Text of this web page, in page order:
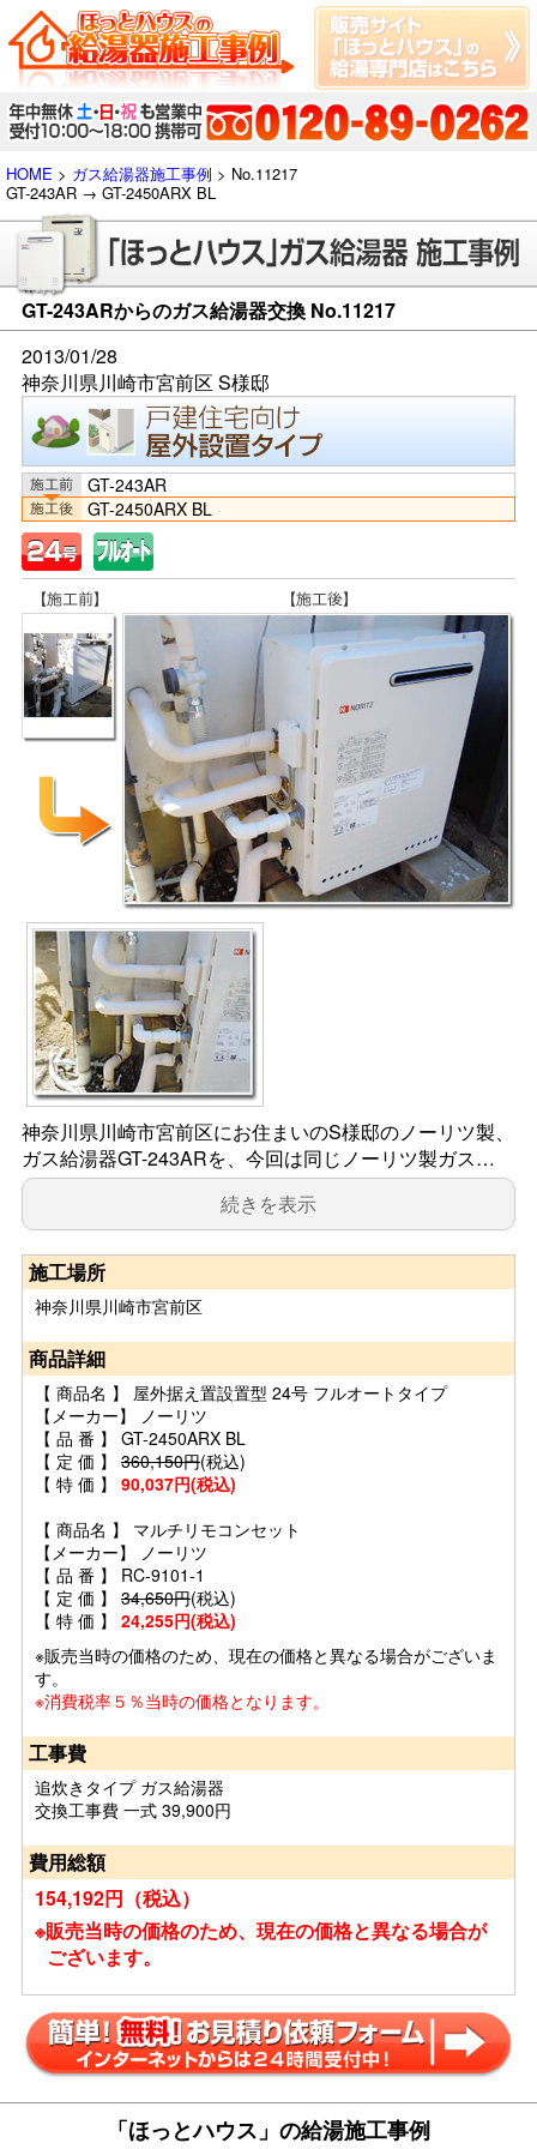
HOME > ガス給湯器施工事例 > No.11217
GT-243AR → GT-2450ARX BL
GT-243ARからのガス給湯器交換 No.11217
2013/01/28
神奈川県川崎市宮前区 S様邸
GT-243AR
GT-2450ARX BL
神奈川県川崎市宮前区にお住まいのS様邸のノーリツ製、
ガス給湯器GT-243ARを、今回は同じノーリツ製ガス…
続きを表示
施工場所
神奈川県川崎市宮前区
商品詳細
【 商品名 】 屋外据え置設置型 24号 フルオートタイプ
【メーカー】 ノーリツ
【 品 番 】 GT-2450ARX BL
【 定 価 】 360,150円(税込)
【 特 価 】 90,037円(税込)
【 商品名 】 マルチリモコンセット
【メーカー】 ノーリツ
【 品 番 】 RC-9101-1
【 定 価 】 34,650円(税込)
【 特 価 】 24,255円(税込)
※販売当時の価格のため、現在の価格と異なる場合がございま
す。
※消費税率５％当時の価格となります。
工事費
追炊きタイプ ガス給湯器
交換工事費 一式 39,900円
費用総額
154,192円（税込）
※販売当時の価格のため、現在の価格と異なる場合が
ございます。
「ほっとハウス」の給湯施工事例